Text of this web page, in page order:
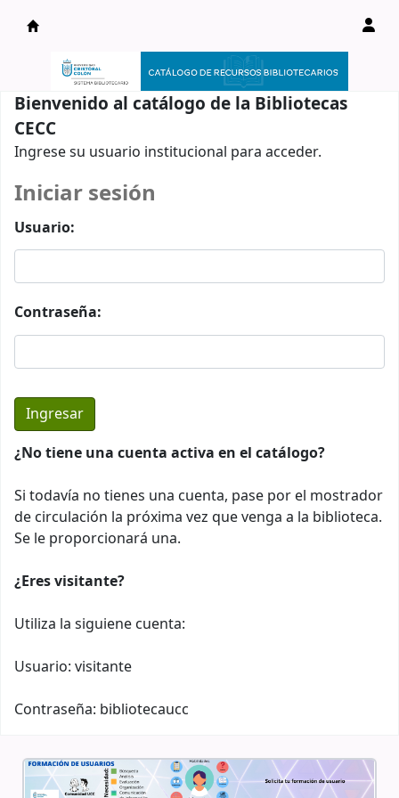
Catálogo en línea
Bienvenido al catálogo de la Bibliotecas
CECC
Ingrese su usuario institucional para acceder.
Iniciar sesión
Usuario:
Contraseña:
¿No tiene una cuenta activa en el catálogo?
Si todavía no tienes una cuenta, pase por el mostrador
de circulación la próxima vez que venga a la biblioteca.
Se le proporcionará una.
¿Eres visitante?
Utiliza la siguiene cuenta:
Usuario: visitante
Contraseña: bibliotecaucc